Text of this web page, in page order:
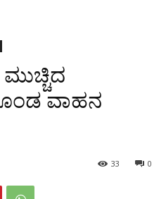
ವಾಹನ
0
33